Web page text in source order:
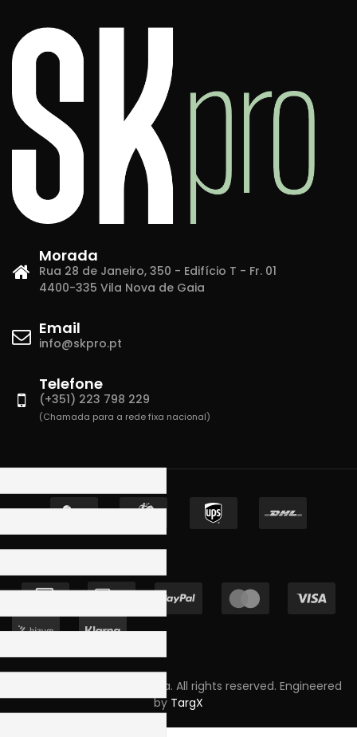
Morada
Rua 28 de Janeiro, 350 - Edifício T - Fr. 01
4400-335 Vila Nova de Gaia
Email
info@skpro.pt
Telefone
(+351) 223 798 229
(Chamada para a rede fixa nacional)
Copyright © 2023 Skpro, Lda. All rights reserved. Engineered
by TargX